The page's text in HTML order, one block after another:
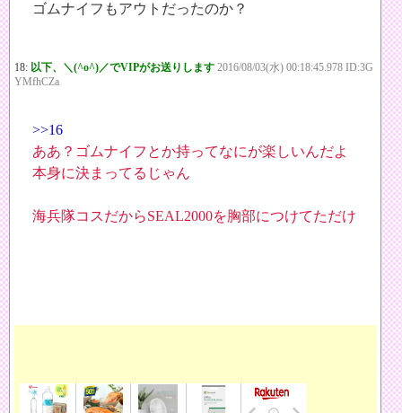
ゴムナイフもアウトだったのか？
18: 以下、＼(^o^)／でVIPがお送りします 2016/08/03(水) 00:18:45.978 ID:3G
YMfhCZa
>>16
ああ？ゴムナイフとか持ってなにが楽しいんだよ
本身に決まってるじゃん
海兵隊コスだからSEAL2000を胸部につけてただけ